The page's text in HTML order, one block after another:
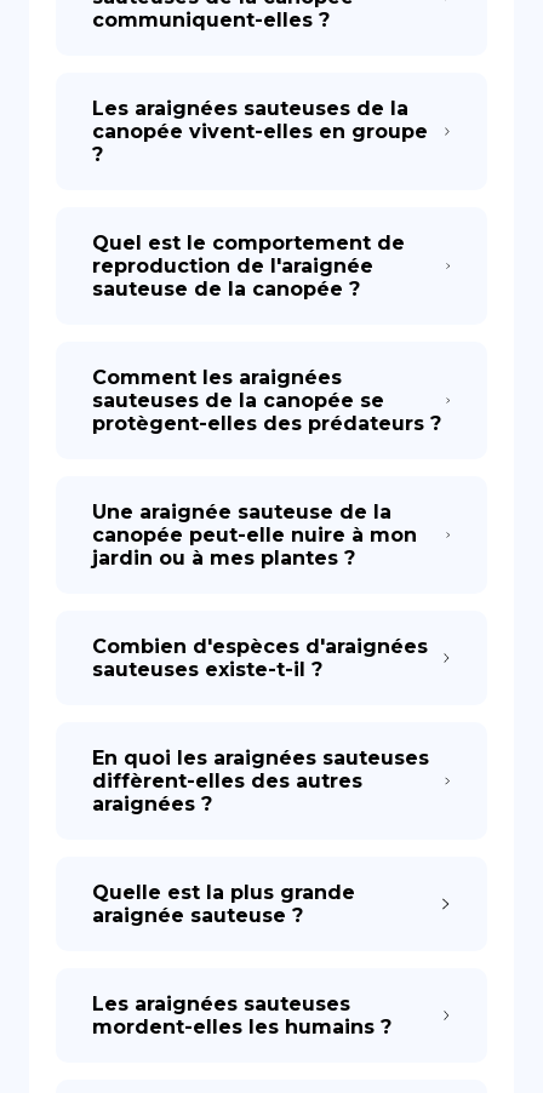
communiquent-elles ?
Les araignées sauteuses de la
canopée vivent-elles en groupe
?
Quel est le comportement de
reproduction de l'araignée
sauteuse de la canopée ?
Comment les araignées
sauteuses de la canopée se
protègent-elles des prédateurs ?
Une araignée sauteuse de la
canopée peut-elle nuire à mon
jardin ou à mes plantes ?
Combien d'espèces d'araignées
sauteuses existe-t-il ?
En quoi les araignées sauteuses
diffèrent-elles des autres
araignées ?
Quelle est la plus grande
araignée sauteuse ?
Les araignées sauteuses
mordent-elles les humains ?